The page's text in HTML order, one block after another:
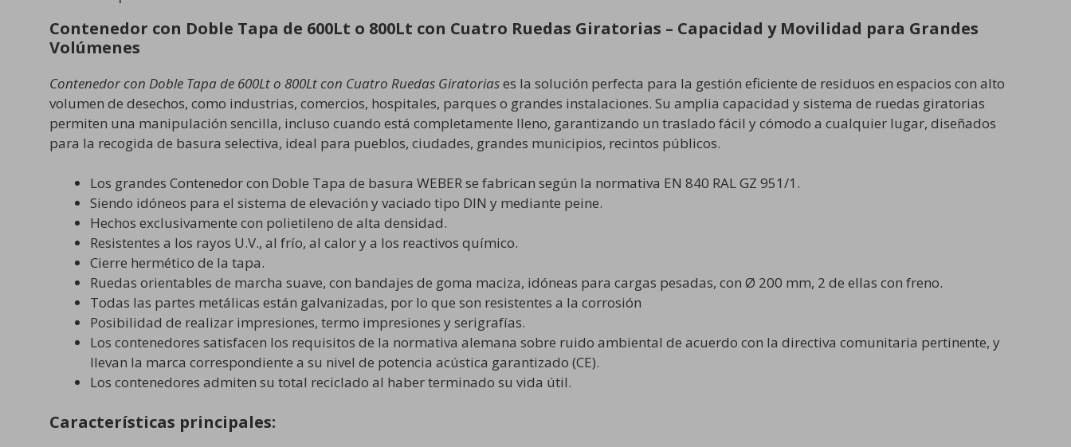
Contenedor con Doble Tapa de 600Lt o 800Lt con Cuatro Ruedas Giratorias – Capacidad y Movilidad para Grandes
Volúmenes
Contenedor con Doble Tapa de 600Lt o 800Lt con Cuatro Ruedas Giratoriases la solución perfecta para la gestión eficiente de residuos en espacios con alto
volumen de desechos, como industrias, comercios, hospitales, parques o grandes instalaciones. Su amplia capacidad y sistema de ruedas giratorias
permiten una manipulación sencilla, incluso cuando está completamente lleno, garantizando un traslado fácil y cómodo a cualquier lugar, diseñados
para la recogida de basura selectiva, ideal para pueblos, ciudades, grandes municipios, recintos públicos.
Los grandes Contenedor con Doble Tapa de basura WEBER se fabrican según la normativa EN 840 RAL GZ 951/1.
Siendo idóneos para el sistema de elevación y vaciado tipo DIN y mediante peine.
Hechos exclusivamente con polietileno de alta densidad.
Resistentes a los rayos U.V., al frío, al calor y a los reactivos químico.
Cierre hermético de la tapa.
Ruedas orientables de marcha suave, con bandajes de goma maciza, idóneas para cargas pesadas, con Ø 200 mm, 2 de ellas con freno.
Todas las partes metálicas están galvanizadas, por lo que son resistentes a la corrosión
Posibilidad de realizar impresiones, termo impresiones y serigrafías.
Los contenedores satisfacen los requisitos de la normativa alemana sobre ruido ambiental de acuerdo con la directiva comunitaria pertinente, y
llevan la marca correspondiente a su nivel de potencia acústica garantizado (CE).
Los contenedores admiten su total reciclado al haber terminado su vida útil.
Características principales: